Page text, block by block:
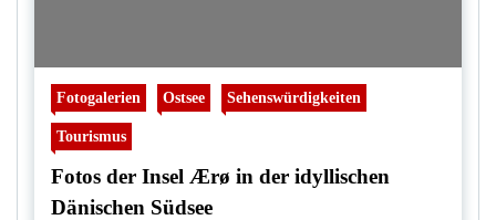
Fotogalerien Ostsee Sehenswürdigkeiten
Tourismus
Fotos der Insel Ærø in der idyllischen
Dänischen Südsee